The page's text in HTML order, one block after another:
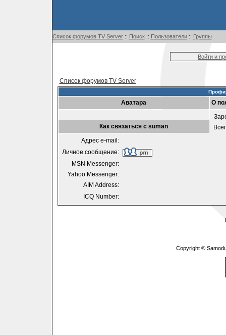
Список форумов TV Server:: Поиск:: Пользователи:: Группы
Войти и
Список форумов TV Server
Аватара
О
Как связаться с suman
Адрес e-mail:
Личное сообщение:
MSN Messenger:
Yahoo Messenger:
AIM Address:
ICQ Number:
Copyright ©